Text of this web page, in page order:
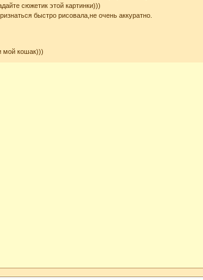
сюжетик этой картинки)))
быстро рисовала,не очень аккуратно.
мой кошак)))